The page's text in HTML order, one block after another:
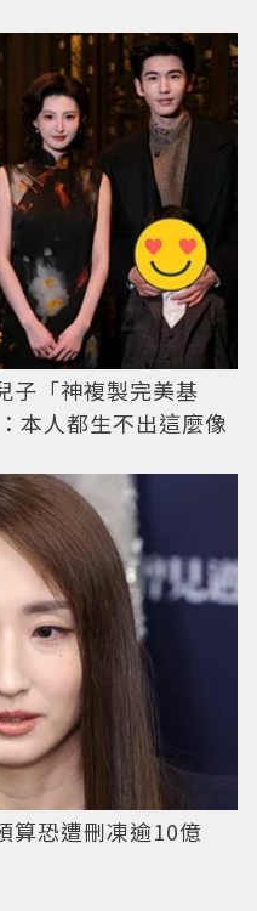
子「神複製完美基
本人都生不出這麼像
算恐遭刪凍逾10億